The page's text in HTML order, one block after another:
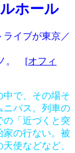
ホール
イブが東京／
ノ。 [オフィ
中で、その場そ
ニバス。列車の
の「近づくと突
家の行ない。被
使などなど、